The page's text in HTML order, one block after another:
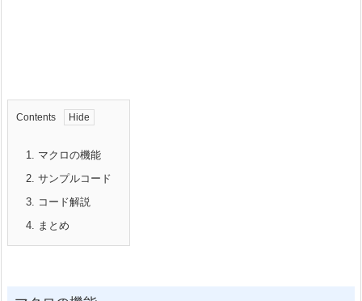
Contents
1.
マクロの機能
2. サンプルコード
3.
コード解説
4.
まとめ